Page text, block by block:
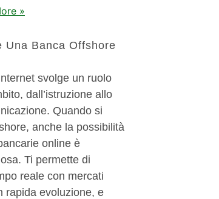
»
Una Banca Offshore
svolge un ruolo
dall’istruzione allo
Quando si
anche la possibilità
online è
Ti permette di
reale con mercati
rapida evoluzione, e